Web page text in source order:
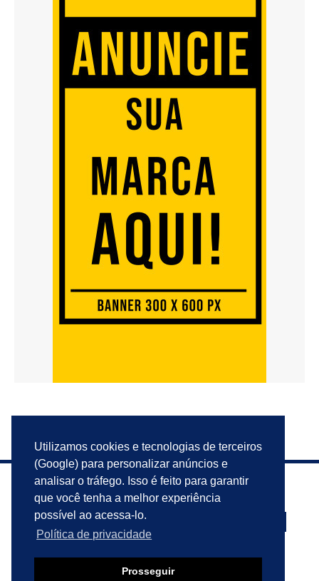
Utilizamos cookies e tecnologias de terceiros
(Google) para personalizar anúncios e
analisar o tráfego. Isso é feito para garantir
que você tenha a melhor experiência
possível ao acessa-lo.
Política de privacidade
Prosseguir
PRIVACIDADE ANUNCIE